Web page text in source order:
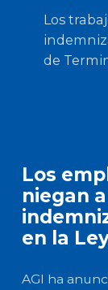
Los
de
Los
niegan
en la
AGI ha